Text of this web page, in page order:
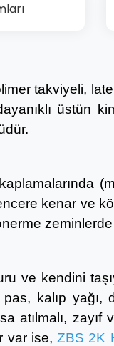
takviyeli,
üstün
kenar ve
zeminlerde
ve kendini
kalıp
atılmalı,
var ise,ZBS 2K